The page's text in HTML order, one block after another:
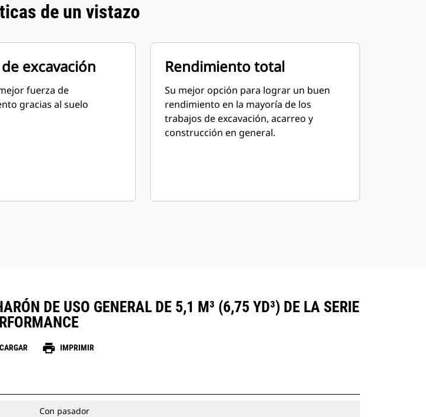
de un vistazo
excavación
fuerza de
gracias al suelo
Rendimiento total
Su mejor opción para lograr un buen
rendimiento en la mayoría de los
trabajos de excavación, acarreo y
construcción en general.
DE USO GENERAL DE 5,1 M³ (6,75 YD³) DE LA SERIE
print IMPRIMIR
Con pasador